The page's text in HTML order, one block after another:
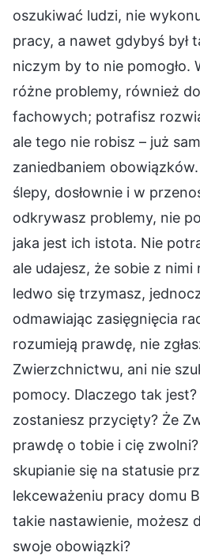
oszukiwać ludzi, nie
pracy, a nawet gdybyś był
niczym by to nie pomogło.
różne problemy, również
fachowych; potrafisz
ale tego nie robisz – już
zaniedbaniem
ślepy, dosłownie i w
odkrywasz problemy, nie
jaka jest ich istota. Nie
ale udajesz, że sobie z
ledwo się trzymasz,
odmawiając zasięgnięcia
rozumieją prawdę, nie
Zwierzchnictwu, ani nie
pomocy. Dlaczego tak
zostaniesz przycięty? Że
prawdę o tobie i cię
skupianie się na statusie
lekceważeniu pracy domu
takie nastawienie, możesz
swoje obowiązki?